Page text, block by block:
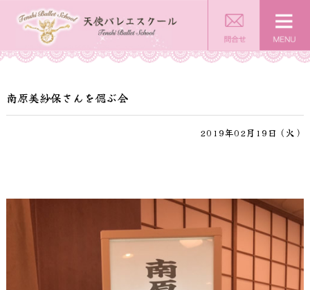
南原美紗保さんを偲ぶ会
2019年02月19日（火）